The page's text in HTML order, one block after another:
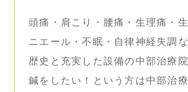
頭痛・肩こり・腰痛・生理痛・
ニエール・不眠・自律神経失調
歴史と充実した設備の中部治療
鍼をしたい！という方は中部治